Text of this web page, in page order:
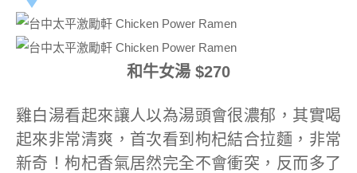
和牛女湯 $270
雞白湯看起來讓人以為湯頭會很濃郁，其實喝
起來非常清爽，首次看到枸杞結合拉麵，非常
新奇！枸杞香氣居然完全不會衝突，反而多了